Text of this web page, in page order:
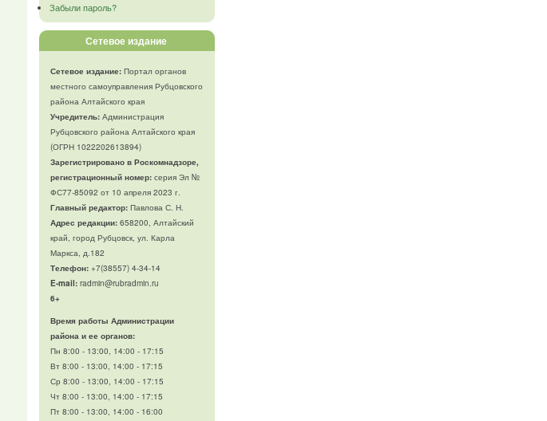
Забыли пароль?
Сетевое издание
Сетевое издание:Портал органов
местного самоуправления Рубцовского
района Алтайского края
Учредитель:Администрация
Рубцовского района Алтайского края
(ОГРН 1022202613894)
Зарегистрировано в Роскомнадзоре,
регистрационный номер:серия Эл №
ФС77-85092 от 10 апреля 2023 г.
Главный редактор:Павлова С. Н.
Адрес редакции:658200, Алтайский
край, город Рубцовск, ул. Карла
Маркса, д.182
Телефон:+7(38557) 4-34-14
E-mail:radmin@rubradmin.ru
6+
Время работы Администрации
района и ее органов:
Пн 8:00 - 13:00, 14:00 - 17:15
Вт 8:00 - 13:00, 14:00 - 17:15
Ср 8:00 - 13:00, 14:00 - 17:15
Чт 8:00 - 13:00, 14:00 - 17:15
Пт 8:00 - 13:00, 14:00 - 16:00